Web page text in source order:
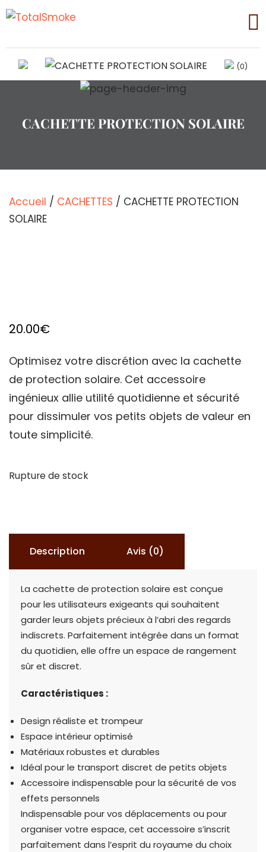
(0)
CACHETTE PROTECTION SOLAIRE
Accueil / CACHETTES / CACHETTE PROTECTION
SOLAIRE
20.00€
Optimisez votre discrétion avec la cachette
de protection solaire. Cet accessoire
ingénieux allie utilité quotidienne et sécurité
pour dissimuler vos petits objets de valeur en
toute simplicité.
Rupture de stock
Description Avis (0)
La cachette de protection solaire est conçue
pour les utilisateurs exigeants qui souhaitent
garder leurs objets précieux à l’abri des regards
indiscrets. Parfaitement intégrée dans un format
du quotidien, elle offre un espace de rangement
sûr et discret.
Caractéristiques :
Design réaliste et trompeur
Espace intérieur optimisé
Matériaux robustes et durables
Idéal pour le transport discret de petits objets
Accessoire indispensable pour la sécurité de vos
effets personnels
Indispensable pour vos déplacements ou pour
organiser votre espace, cet accessoire s’inscrit
parfaitement dans l’esprit du royaume du choix